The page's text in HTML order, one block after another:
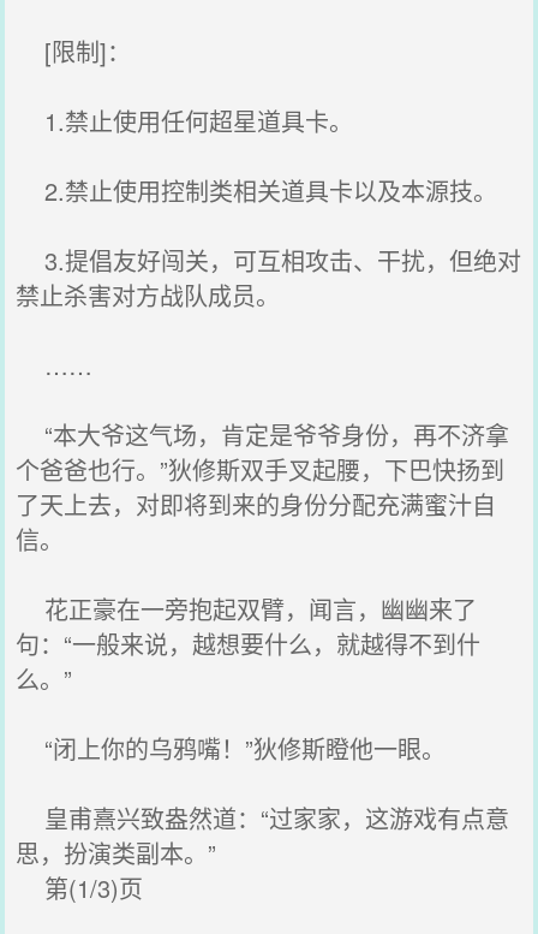
[限制]：
1.禁止使用任何超星道具卡。
2.禁止使用控制类相关道具卡以及本源技。
3.提倡友好闯关，可互相攻击、干扰，但绝对
禁止杀害对方战队成员。
……
“本大爷这气场，肯定是爷爷身份，再不济拿
个爸爸也行。”狄修斯双手叉起腰，下巴快扬到
了天上去，对即将到来的身份分配充满蜜汁自
信。
花正豪在一旁抱起双臂，闻言，幽幽来了
句：“一般来说，越想要什么，就越得不到什
么。”
“闭上你的乌鸦嘴！”狄修斯瞪他一眼。
皇甫熹兴致盎然道：“过家家，这游戏有点意
思，扮演类副本。”
第(1/3)页